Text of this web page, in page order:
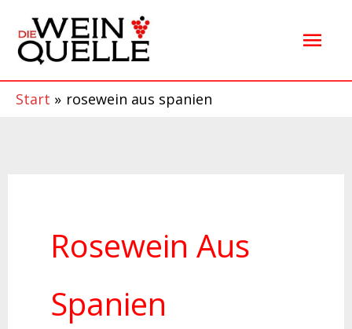
Inhalt
springen
Start rosewein aus spanien
Rosewein Aus
Spanien